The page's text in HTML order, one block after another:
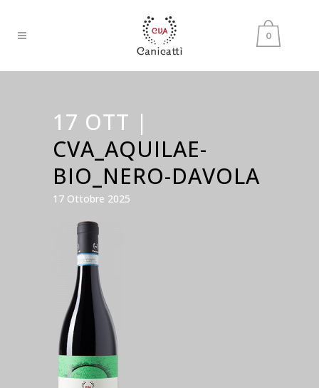
0
17 OTT |
CVA_AQUILAE-
BIO_NERO-DAVOLA
17 Ottobre 2025